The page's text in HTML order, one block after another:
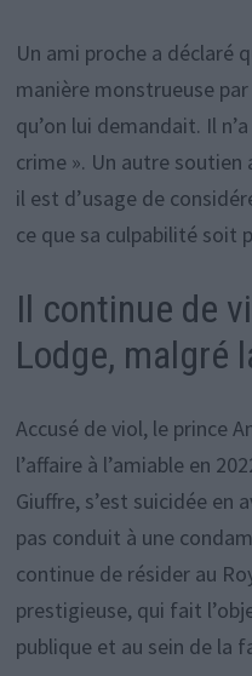
Un ami proche a déclaré
manière monstrueuse
qu’on lui demandait. Il
crime ». Un autre soutien
il est d’usage de
ce que sa culpabilité soit
Il continue de
Lodge, malgré
Accusé de viol, le prince
l’affaire à l’amiable en
Giuffre, s’est suicidée en
pas conduit à une
continue de résider au
prestigieuse, qui fait
publique et au sein de la